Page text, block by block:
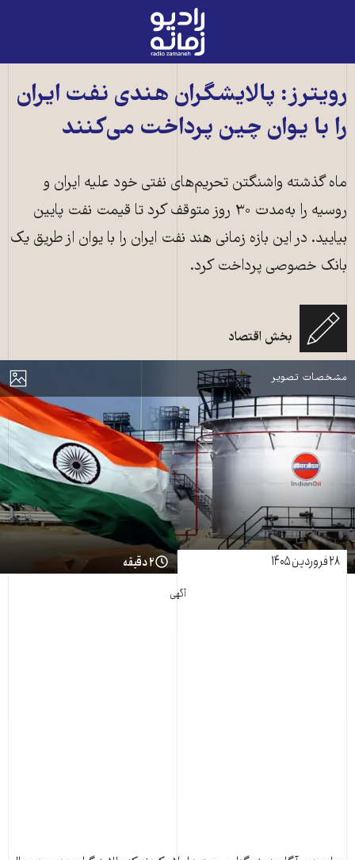
رادیو
زمانه
به
صفحه
اصلی
رویترز: پالایشگران هندی نفت ایران
را با یوان چین پرداخت می‌کنند
ماه گذشته واشنگتن تحریم‌های نفتی خود علیه ایران و
روسیه را به‌مدت ۳۰ روز متوقف کرد تا قیمت نفت پایین
بیایید. در این بازه زمانی هند نفت ایران را با یوان از طریق یک
بانک خصوصی پرداخت کرد.
بخش اقتصاد
نمایش
مشخصات تصویر
هند برای پرداخت هزینه نفت ایران به یوان چین پرداخت کرد ـ عکس از آرشیو
۲۸ فروردین ۱۴۰۵ ۲ دقیقه
آگهی